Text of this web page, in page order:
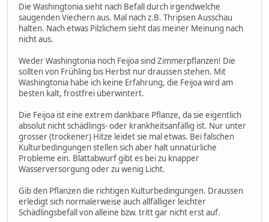
Die Washingtonia sieht nach Befall durch irgendwelche
saugenden Viechern aus. Mal nach z.B. Thripsen Ausschau
halten. Nach etwas Pilzlichem sieht das meiner Meinung nach
nicht aus.
Weder Washingtonia noch Feijoa sind Zimmerpflanzen! Die
sollten von Frühling bis Herbst nur draussen stehen. Mit
Washingtonia habe ich keine Erfahrung, die Feijoa wird am
besten kalt, frostfrei überwintert.
Die Feijoa ist eine extrem dankbare Pflanze, da sie eigentlich
absolut nicht schädlings- oder krankheitsanfällig ist. Nur unter
grosser (trockener) Hitze leidet sie mal etwas. Bei falschen
Kulturbedingungen stellen sich aber halt unnatürliche
Probleme ein. Blattabwurf gibt es bei zu knapper
Wasserversorgung oder zu wenig Licht.
Gib den Pflanzen die richtigen Kulturbedingungen. Draussen
erledigt sich normalerweise auch allfälliger leichter
Schädlingsbefall von alleine bzw. tritt gar nicht erst auf.